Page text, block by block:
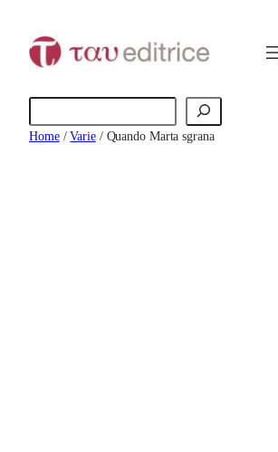
contenuto
Home/Varie/ Quando Marta sgrana